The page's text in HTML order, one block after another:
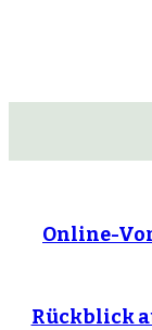
Online-
Rückblick